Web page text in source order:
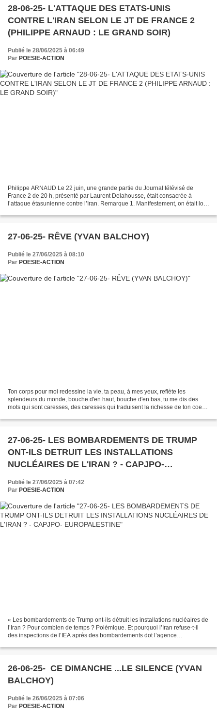
28-06-25- L'ATTAQUE DES ETATS-UNIS
CONTRE L'IRAN SELON LE JT DE FRANCE 2
(PHILIPPE ARNAUD : LE GRAND SOIR)
Publié le 28/06/2025 à 06:49
Par POESIE-ACTION
Philippe ARNAUD Le 22 juin, une grande partie du Journal télévisé de
France 2 de 20 h, présenté par Laurent Delahousse, était consacrée à
l’attaque étasunienne contre l’Iran. Remarque 1. Manifestement, on était loin
27-06-25- RÊVE (YVAN BALCHOY)
Publié le 27/06/2025 à 08:10
Par POESIE-ACTION
Ton corps pour moi redessine la vie, ta peau, à mes yeux, reflète les
splendeurs du monde, bouche d'en haut, bouche d'en bas, tu me dis des
mots qui sont caresses, des caresses qui traduisent la richesse de ton coeur.
27-06-25- LES BOMBARDEMENTS DE TRUMP
ONT-ILS DETRUIT LES INSTALLATIONS
NUCLÉAIRES DE L'IRAN ? - CAPJPO-
EUROPALESTINE
Publié le 27/06/2025 à 07:42
Par POESIE-ACTION
« Les bombardements de Trump ont-ils détruit les installations nucléaires de
l’Iran ? Pour combien de temps ? Polémique. Et pourquoi l’Iran refuse-t-il
des inspections de l’IEA après des bombardements dot l’agence
26-06-25- CE DIMANCHE ...LE SILENCE (YVAN
BALCHOY)
Publié le 26/06/2025 à 07:06
Par POESIE-ACTION